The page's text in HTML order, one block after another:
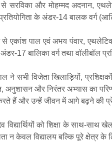
सरविका और मोहम्मद अदनान,
के अंडर-14 बालक वर्ग
एकांश पाल एवं अभय पंवार,
17 बालिका वर्ग तथा वॉलीबॉल
ने सभी विजेता खिलाड़ियों,
और निरंतर अभ्यास का
हैं और उन्हें जीवन में आगे बढ़ने की
विद्यार्थियों को शिक्षा के साथ-साथ
न केवल विद्यालय बल्कि पूरे क्षेत्र के